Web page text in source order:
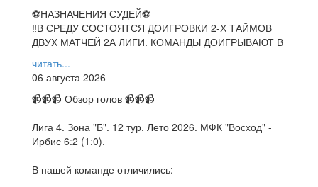
⚽НАЗНАЧЕНИЯ СУДЕЙ⚽
‼В СРЕДУ СОСТОЯТСЯ ДОИГРОВКИ 2-Х ТАЙМОВ
ДВУХ МАТЧЕЙ 2А ЛИГИ. КОМАНДЫ ДОИГРЫВАЮТ В
читать...
06 августа 2026
📹📹📹 Обзор голов 📹📹📹
Лига 4. Зона "Б". 12 тур. Лето 2026. МФК "Восход" -
Ирбис 6:2 (1:0).
В нашей команде отличились: